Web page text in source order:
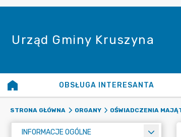
Urząd Gminy Kruszyna
OBSŁUGA INTERESANTA
STRONA GŁÓWNA ORGANY OŚWIADCZENIA
INFORMACJE OGÓLNE